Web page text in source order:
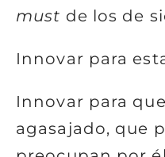
must de los de
Innovar para
Innovar para
agasajado, que